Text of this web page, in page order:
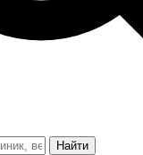
Найти